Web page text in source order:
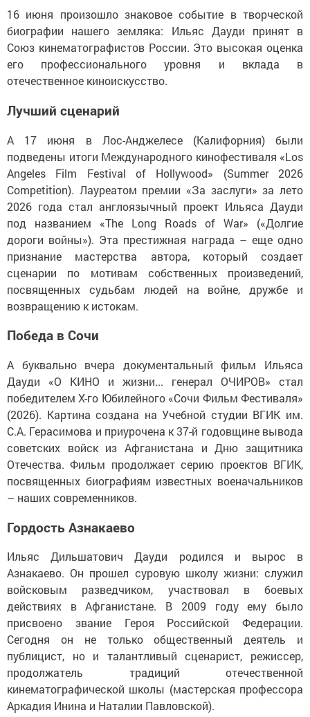
16 июня произошло знаковое событие в творческой
биографии нашего земляка: Ильяс Дауди принят в
Союз кинематографистов России. Это высокая оценка
его профессионального уровня и вклада в
отечественное киноискусство.
Лучший сценарий
А 17 июня в Лос-Анджелесе (Калифорния) были
подведены итоги Международного кинофестиваля «Los
Angeles Film Festival of Hollywood» (Summer 2026
Competition). Лауреатом премии «За заслуги» за лето
2026 года стал англоязычный проект Ильяса Дауди
под названием «The Long Roads of War» («Долгие
дороги войны»). Эта престижная награда – еще одно
признание мастерства автора, который создает
сценарии по мотивам собственных произведений,
посвященных судьбам людей на войне, дружбе и
возвращению к истокам.
Победа в Сочи
А буквально вчера документальный фильм Ильяса
Дауди «О КИНО и жизни... генерал ОЧИРОВ» стал
победителем X-го Юбилейного «Сочи Фильм Фестиваля»
(2026). Картина создана на Учебной студии ВГИК им.
С.А. Герасимова и приурочена к 37-й годовщине вывода
советских войск из Афганистана и Дню защитника
Отечества. Фильм продолжает серию проектов ВГИК,
посвященных биографиям известных военачальников
– наших современников.
Гордость Азнакаево
Ильяс Дильшатович Дауди родился и вырос в
Азнакаево. Он прошел суровую школу жизни: служил
войсковым разведчиком, участвовал в боевых
действиях в Афганистане. В 2009 году ему было
присвоено звание Героя Российской Федерации.
Сегодня он не только общественный деятель и
публицист, но и талантливый сценарист, режиссер,
продолжатель традиций отечественной
кинематографической школы (мастерская профессора
Аркадия Инина и Наталии Павловской).